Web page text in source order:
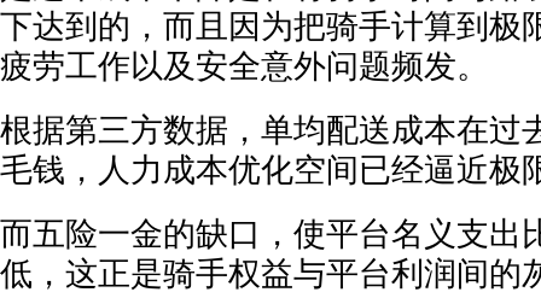
下达到的，而且因为把骑手计算到极
疲劳工作以及安全意外问题频发。
根据第三方数据，单均配送成本在过
毛钱，人力成本优化空间已经逼近极
而五险一金的缺口，使平台名义支出
低，这正是骑手权益与平台利润间的